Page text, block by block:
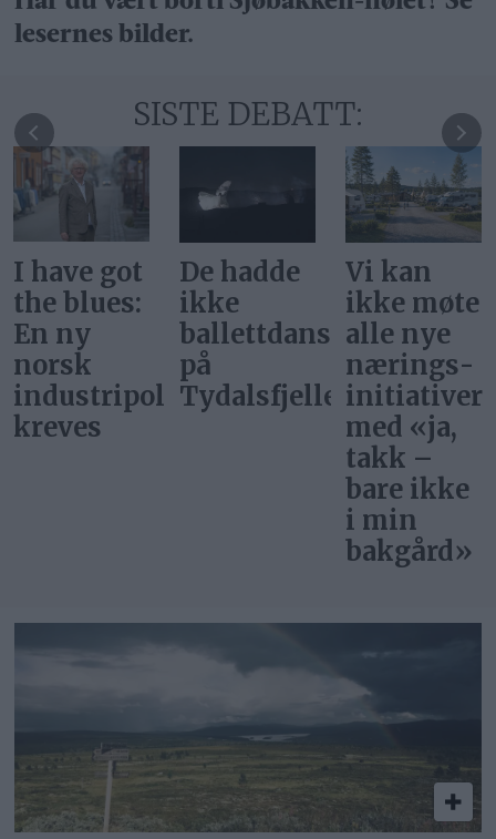
lesernes bilder.
SISTE DEBATT:
De hadde
ikke
ballettdansere
på
Tydalsfjellet
Vi kan
ikke møte
alle nye
nærings­
initiativer
Svar på
«Gi alle
barn en
rettferdig
start»